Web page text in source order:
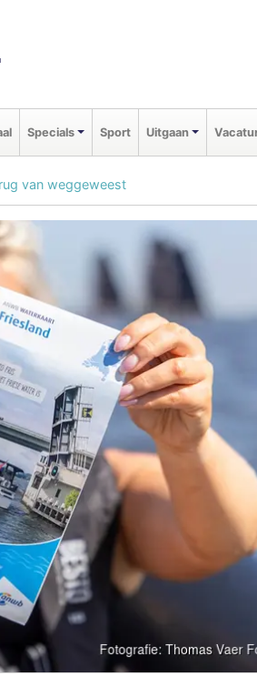
Specials Sport Uitgaan
van weggeweest